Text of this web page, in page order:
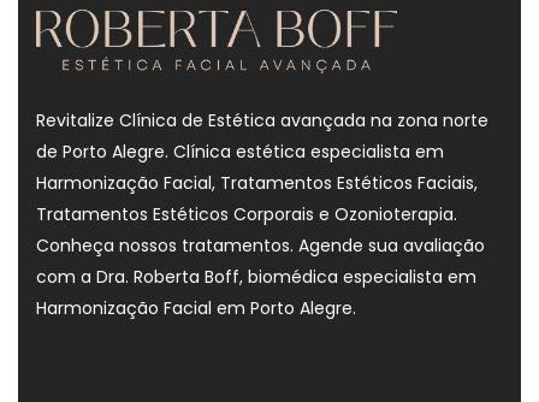
Revitalize Clínica de Estética avançada na zona norte
de Porto Alegre. Clínica estética especialista em
Harmonização Facial, Tratamentos Estéticos Faciais,
Tratamentos Estéticos Corporais e Ozonioterapia.
Conheça nossos tratamentos. Agende sua avaliação
com a Dra. Roberta Boff, biomédica especialista em
Harmonização Facial em Porto Alegre.